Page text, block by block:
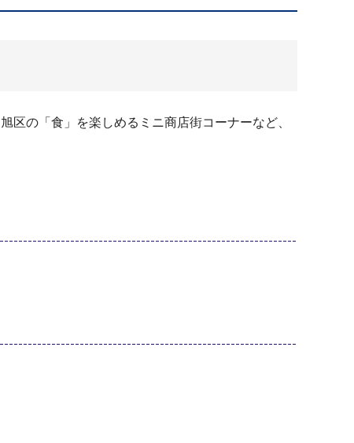
の「食」を楽しめるミニ商店街コーナーなど、